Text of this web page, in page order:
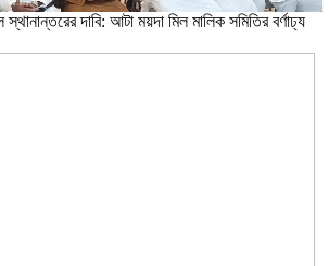
স্থানান্তরের দাবি: আটা ময়দা মিল মালিক সমিতির বর্ণাঢ্য